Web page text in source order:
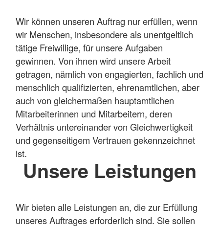
Wir können unseren Auftrag nur erfüllen, wenn
wir Menschen, insbesondere als unentgeltlich
tätige Freiwillige, für unsere Aufgaben
gewinnen. Von ihnen wird unsere Arbeit
getragen, nämlich von engagierten, fachlich und
menschlich qualifizierten, ehrenamtlichen, aber
auch von gleichermaßen hauptamtlichen
Mitarbeiterinnen und Mitarbeitern, deren
Verhältnis untereinander von Gleichwertigkeit
und gegenseitigem Vertrauen gekennzeichnet
ist.
Unsere Leistungen
Wir bieten alle Leistungen an, die zur Erfüllung
unseres Auftrages erforderlich sind. Sie sollen